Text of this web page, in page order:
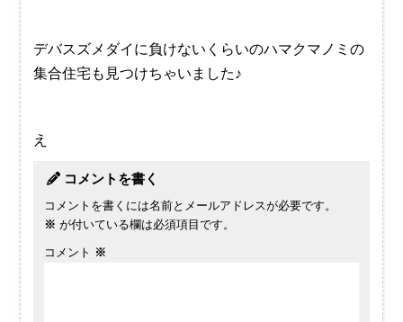
デバスズメダイに負けないくらいのハマクマノミの
集合住宅も見つけちゃいました♪
え
コメントを書く
コメントを書くには名前とメールアドレスが必要です。
※ が付いている欄は必須項目です。
コメント ※